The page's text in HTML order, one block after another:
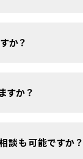
か？
すか？
談も可能ですか？